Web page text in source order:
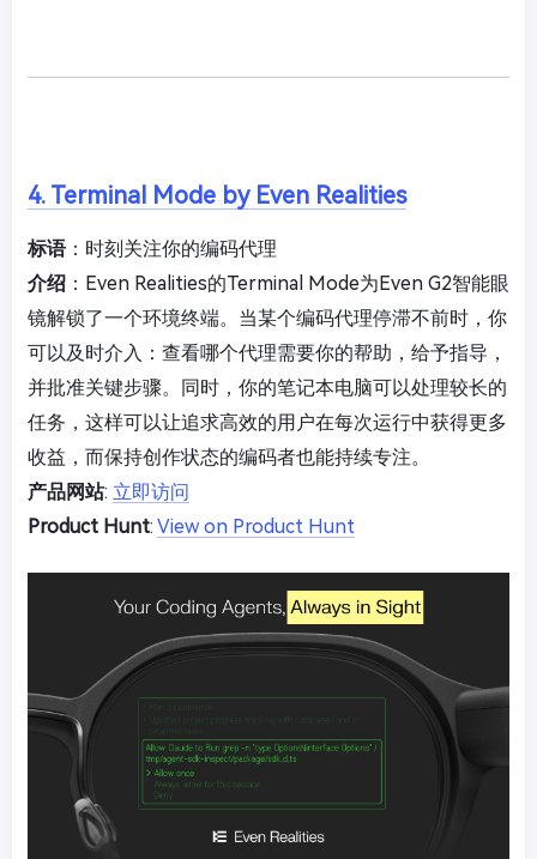
4. Terminal Mode by Even Realities
标语：时刻关注你的编码代理
介绍 ：Even Realities的Terminal Mode为Even G2智能眼
镜解锁了一个环境终端。当某个编码代理停滞不前时，你
可以及时介入：查看哪个代理需要你的帮助，给予指导，
并批准关键步骤。同时，你的笔记本电脑可以处理较长的
任务，这样可以让追求高效的用户在每次运行中获得更多
收益，而保持创作状态的编码者也能持续专注。
产品网站: 立即访问
Product Hunt: View on Product Hunt